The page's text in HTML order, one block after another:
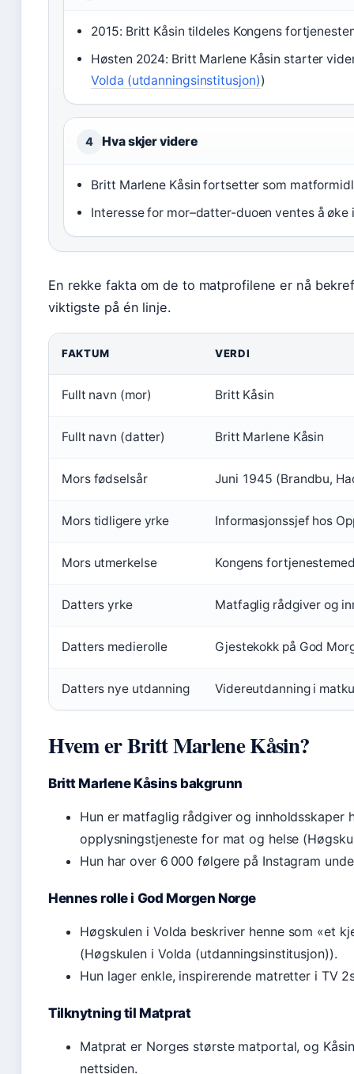
2015: Britt Kåsin tildeles Kongens
Høsten 2024: Britt Marlene Kåsin starter
Volda (utdanningsinstitusjon))
4 Hva skjer videre
Britt Marlene Kåsin fortsetter som
Interesse for mor–datter-duoen ventes å
En rekke fakta om de to matprofilene er nå
viktigste på én linje.
FAKTUM VERDI
Fullt navn (mor) Britt Kåsin
Fullt navn (datter) Britt Marlene Kåsin
Mors fødselsår Juni 1945 (Brandbu,
Mors tidligere yrke Informasjonssjef hos
Mors utmerkelse Kongens
Datters yrke Matfaglig rådgiver og
Datters medierolle Gjestekokk på God
Datters nye utdanning Videreutdanning i
Hvem er Britt Marlene Kåsin?
Britt Marlene Kåsins bakgrunn
Hun er matfaglig rådgiver og innholdsskaper
opplysningstjeneste for mat og helse
Hun har over 6 000 følgere på Instagram
Hennes rolle i God Morgen Norge
Høgskulen i Volda beskriver henne som «et
(Høgskulen i Volda (utdanningsinstitusjon)).
Hun lager enkle, inspirerende matretter i TV
Tilknytning til Matprat
Matprat er Norges største matportal, og
nettsiden.